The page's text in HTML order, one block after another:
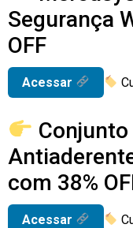
Segurança
OFF
Acessar
com 38%
Acessar